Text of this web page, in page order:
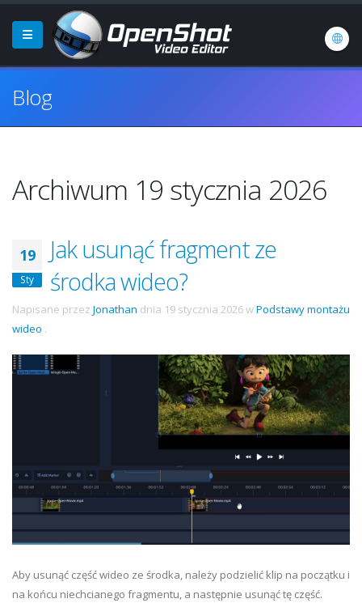
Blog
Archiwum 19 stycznia 2026
19
Sty
Jak usunąć fragment ze
środka wideo?
Napisane przez Jonathan dnia 19 stycznia 2026wPodstawy montażu
wideo .
Aby usunąć część wideo ze środka, należy podzielić klip na początku i
na końcu niechcianego fragmentu, a następnie usunąć tę część.